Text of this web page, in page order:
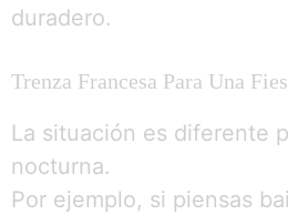
duradero.
Trenza Francesa Para Una
La situación es diferente
nocturna.
Por ejemplo, si piensas